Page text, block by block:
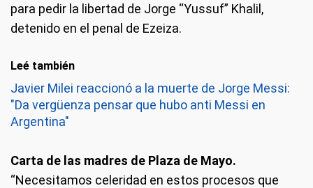
para pedir la libertad de Jorge “Yussuf” Khalil,
detenido en el penal de Ezeiza.
Leé también
Javier Milei reaccionó a la muerte de Jorge Messi:
"Da vergüenza pensar que hubo anti Messi en
Argentina"
Carta de las madres de Plaza de Mayo.
“Necesitamos celeridad en estos procesos que